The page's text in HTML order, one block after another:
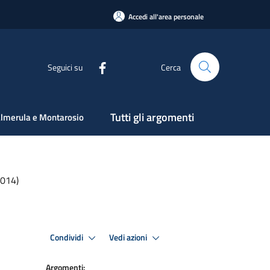
Accedi all'area personale
Seguici su Cerca
e Montarosio Tutti gli argomenti
Condividi Vedi azioni
Argomenti: